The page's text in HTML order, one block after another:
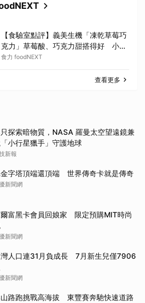
【食驗室點評】義美生機「凍乾草莓巧
克力」草莓酸、巧克力甜搭得好 小包
份量能否撐起價格成考驗
食力 foodNEXT
查看更多
探索暗物質，NASA 羅曼太空望遠鏡兼
小行星獵手」守護地球
新報
金字塔頂端還頂端 世界傳奇卡就是傳奇
新聞網
富黑卡會員回娘家 限定預購MIT時尚
新聞網
人口連31月負成長 7月新生兒僅7906
新聞網
路跑挑戰高海拔 東豐賽奔馳快速道路